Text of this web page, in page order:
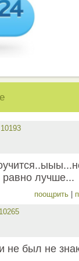
равно лучше...
поощрить
не был не